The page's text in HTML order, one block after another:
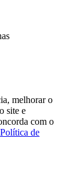
melhorar o
site e
com o
Política de